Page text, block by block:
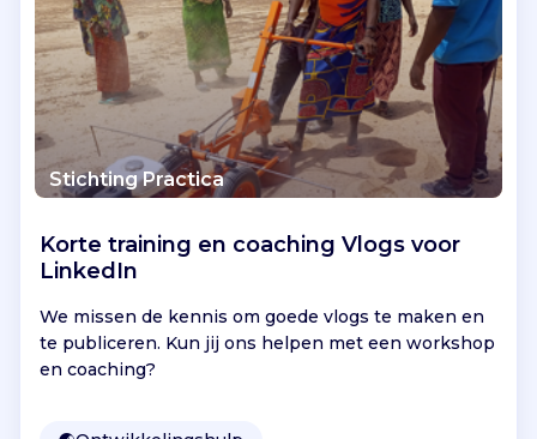
Stichting Practica
Korte training en coaching Vlogs voor
LinkedIn
We missen de kennis om goede vlogs te maken en
te publiceren. Kun jij ons helpen met een workshop
en coaching?